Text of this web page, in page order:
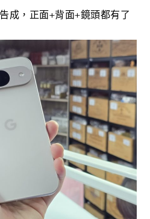
成，正面+背面+鏡頭都有了